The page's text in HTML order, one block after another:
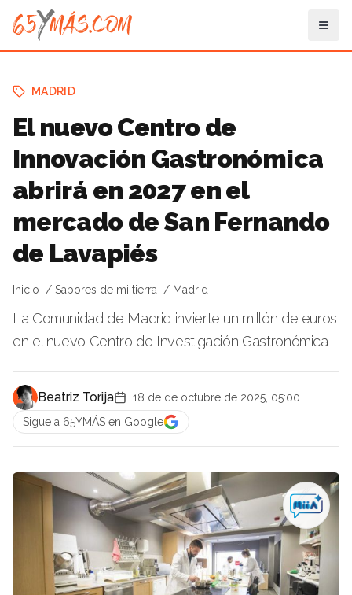
MADRID
El nuevo Centro de
Innovación Gastronómica
abrirá en 2027 en el
mercado de San Fernando
de Lavapiés
Inicio Sabores de mi tierra Madrid
La Comunidad de Madrid invierte un millón de euros
en el nuevo Centro de Investigación Gastronómica
Beatriz Torija
18 de de octubre de 2025, 05:00
Sigue a 65YMÁS en Google